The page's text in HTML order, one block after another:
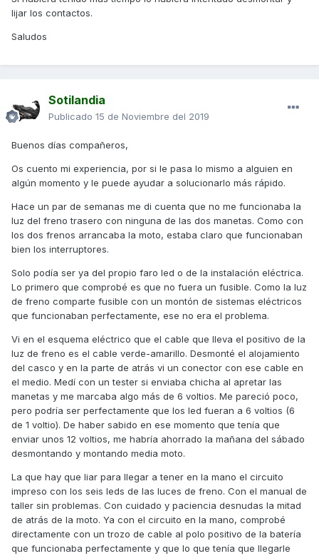
lijar los contactos.
Saludos
Sotilandia
Publicado 15 de Noviembre del 2019
Buenos días compañeros,
Os cuento mi experiencia, por si le pasa lo mismo a alguien en
algún momento y le puede ayudar a solucionarlo más rápido.
Hace un par de semanas me di cuenta que no me funcionaba la
luz del freno trasero con ninguna de las dos manetas. Como con
los dos frenos arrancaba la moto, estaba claro que funcionaban
bien los interruptores.
Solo podía ser ya del propio faro led o de la instalación eléctrica.
Lo primero que comprobé es que no fuera un fusible. Como la luz
de freno comparte fusible con un montón de sistemas eléctricos
que funcionaban perfectamente, ese no era el problema.
Vi en el esquema eléctrico que el cable que lleva el positivo de la
luz de freno es el cable verde-amarillo. Desmonté el alojamiento
del casco y en la parte de atrás vi un conector con ese cable en
el medio. Medí con un tester si enviaba chicha al apretar las
manetas y me marcaba algo más de 6 voltios. Me pareció poco,
pero podría ser perfectamente que los led fueran a 6 voltios (6
de 1 voltio). De haber sabido en ese momento que tenía que
enviar unos 12 voltios, me habría ahorrado la mañana del sábado
desmontando y montando media moto.
La que hay que liar para llegar a tener en la mano el circuito
impreso con los seis leds de las luces de freno. Con el manual de
taller sin problemas. Con cuidado y paciencia desnudas la mitad
de atrás de la moto. Ya con el circuito en la mano, comprobé
directamente con un trozo de cable al polo positivo de la batería
que funcionaba perfectamente y que lo que tenía que llegarle